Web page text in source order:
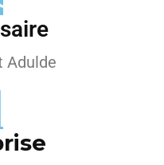
Adulde